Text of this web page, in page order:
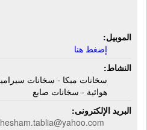
الموبيل:
إضغط هنا
النشاط:
سخانات ميكا - سخانات
هوائية - سخانات صابع
البريد الإلكترونى:
hesham.tablia@yahoo.com